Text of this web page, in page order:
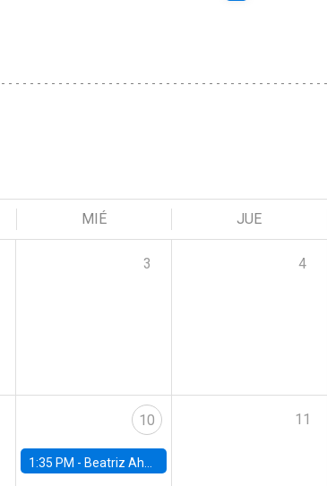
MIÉ JUE
3 4
10
1:35 PM - Beatriz Ahumada, PhD candidate, Universidad de Pittsburgh
11